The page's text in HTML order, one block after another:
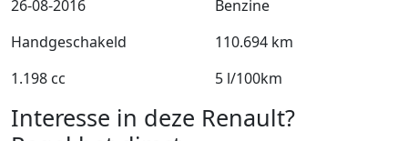
26-08-2016
Benzine
Handgeschakeld
110.694 km
1.198 cc
5 l/100km
Interesse in deze Renault?